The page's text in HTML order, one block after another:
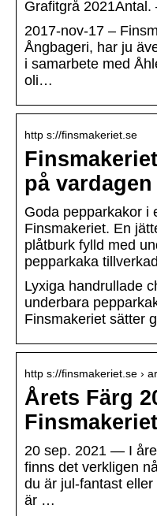
Grafitgrå
2017-nov-17 –
Ångbageri, har ju
i samarbete med
oli…
http s://finsmakeriet.se
på vardagen
Goda pepparkakor i
Finsmakeriet. En
plåtburk fylld med
pepparkaka
Lyxiga handrullade
underbara
Finsmakeriet sätter
http s://finsmakeriet.se ›
Årets Färg
Finsmakeriet
20 sep. 2021 — I
finns det verkligen
du är jul-fantast
är …